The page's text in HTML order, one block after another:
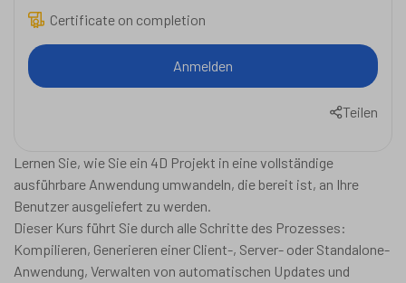
Lernen Sie, wie Sie ein 4D Projekt in eine vollständige
ausführbare Anwendung umwandeln, die bereit ist, an Ihre
Benutzer ausgeliefert zu werden.
Dieser Kurs führt Sie durch alle Schritte des Prozesses:
Kompilieren, Generieren einer Client-, Server- oder Standalone-
Anwendung, Verwalten von automatischen Updates und
Certificate on completion
Anmelden
Teilen